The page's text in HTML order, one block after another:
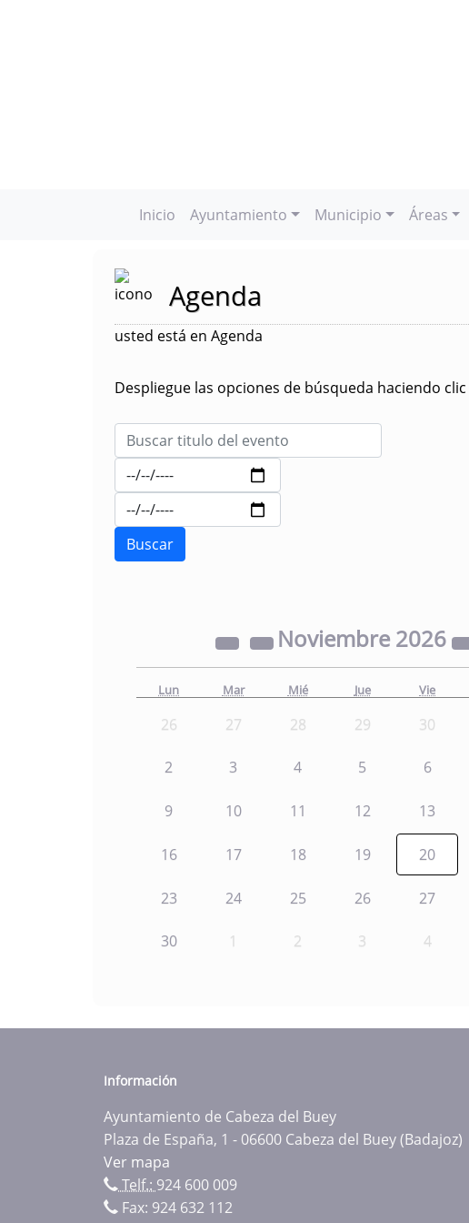
Inicio Ayuntamiento Municipio Áreas
Agenda
usted está en Agenda
Despliegue las opciones de búsqueda haciendo
Noviembre 2026
Lun Mar Mié Jue Vie
26 27 28 29 30
2 3 4 5 6
9 10 11 12 13
16 17 18 19 20
23 24 25 26 27
30 1 2 3 4
Información
Ayuntamiento de Cabeza del Buey
Plaza de España, 1 - 06600 Cabeza del Buey (Badajoz)
Ver mapa
Telf.: 924 600 009
Fax: 924 632 112